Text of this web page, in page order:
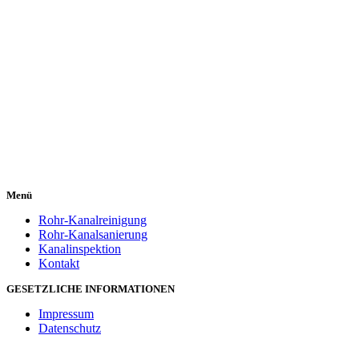
Menü
Rohr-Kanalreinigung
Rohr-Kanalsanierung
Kanalinspektion
Kontakt
GESETZLICHE INFORMATIONEN
Impressum
Datenschutz